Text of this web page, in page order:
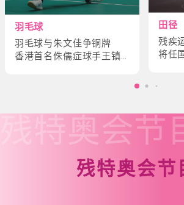
羽毛球
羽毛球与朱文佳争铜牌
香港首名侏儒症球手王镇
田径
残疾
将任
残特奥会节
残特奥会节